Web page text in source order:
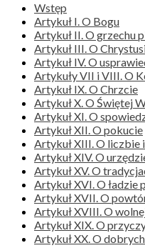
Wstęp
Artykuł I. O Bogu
Artykuł II. O grzechu
Artykuł III. O
Artykuł IV. O
Artykuły VII i VIII. O
Artykuł IX. O Chrzcie
Artykuł X. O Świętej
Artykuł XI. O
Artykuł XII. O pokucie
Artykuł XIII. O liczbie
Artykuł XIV. O
Artykuł XV. O
Artykuł XVI. O ładzie
Artykuł XVII. O
Artykuł XVIII. O
Artykuł XIX. O
Artykuł XX. O